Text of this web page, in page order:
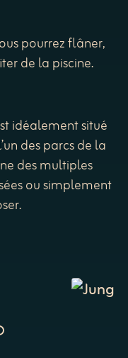
pourrez flâner,
de la piscine.
idéalement situé
des parcs de la
des multiples
ou simplement